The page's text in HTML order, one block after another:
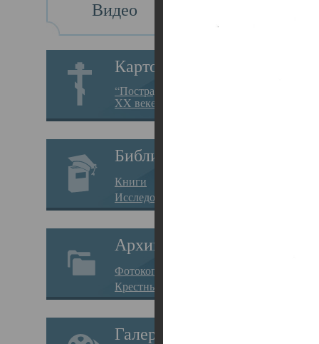
Видео
Картотека
“Пострадавшие за веру в
XX веке на Севере”
Библиотека
Книги
Исследования
Архив
Фотокопии дел
Крестные ходы
Галерея